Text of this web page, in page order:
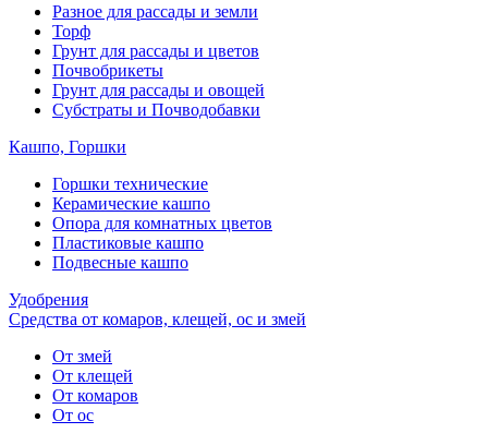
Разное для рассады и земли
Торф
Грунт для рассады и цветов
Почвобрикеты
Грунт для рассады и овощей
Субстраты и Почводобавки
Кашпо, Горшки
Горшки технические
Керамические кашпо
Опора для комнатных цветов
Пластиковые кашпо
Подвесные кашпо
Удобрения
Средства от комаров, клещей, ос и змей
От змей
От клещей
От комаров
От ос